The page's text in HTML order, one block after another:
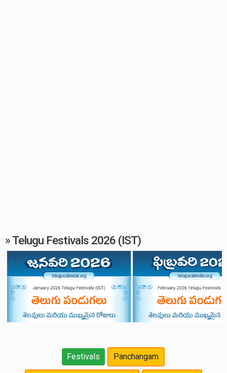
» Telugu Festivals 2026 (IST)
Festivals Panchangam